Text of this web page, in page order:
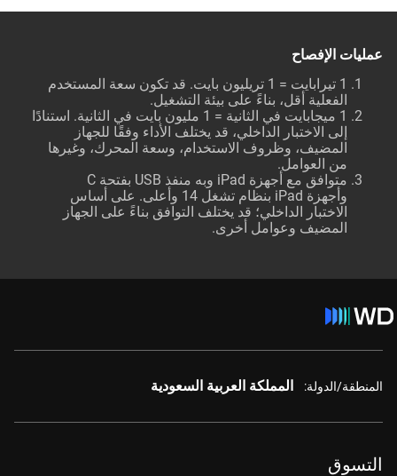
عمليات الإفصاح
1 تيرابايت = 1 تريليون بايت. قد تكون سعة المستخدم
الفعلية أقل، بناءً على بيئة التشغيل.
1 ميجابايت في الثانية = 1 مليون بايت في الثانية. استنادًا
إلى الاختبار الداخلي، قد يختلف الأداء وفقًا للجهاز
المضيف، وظروف الاستخدام، وسعة المحرك، وغيرها
من العوامل.
متوافق مع أجهزة iPad وبه منفذ USB بفتحة C
وأجهزة iPad بنظام تشغل 14 وأعلى. على أساس
الاختبار الداخلي؛ قد يختلف التوافق بناءً على الجهاز
المضيف وعوامل أخرى.
المنطقة/الدولة: المملكة العربية السعودية
التسوق